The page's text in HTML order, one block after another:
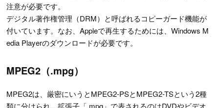
注意が必要です。
デジタル著作権管理（DRM）と呼ばれるコピーガード機能が
付いています。なお、Appleで再生するためには、Windows M
edia Playerのダウンロードが必要です。
MPEG2（.mpg）
MPEG2は、厳密にいうとMPEG2-PSとMPEG2-TSという2種
類に分けられ、拡張子「.mpg」で表されるのはDVDやビデオ